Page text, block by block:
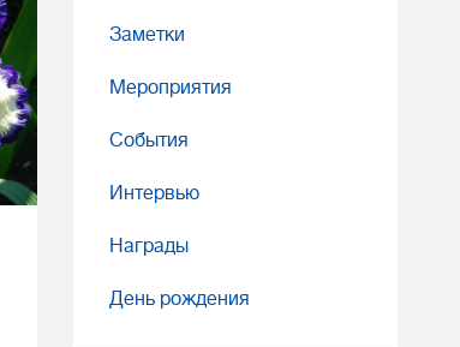
Заметки
Мероприятия
События
Интервью
Награды
День рождения